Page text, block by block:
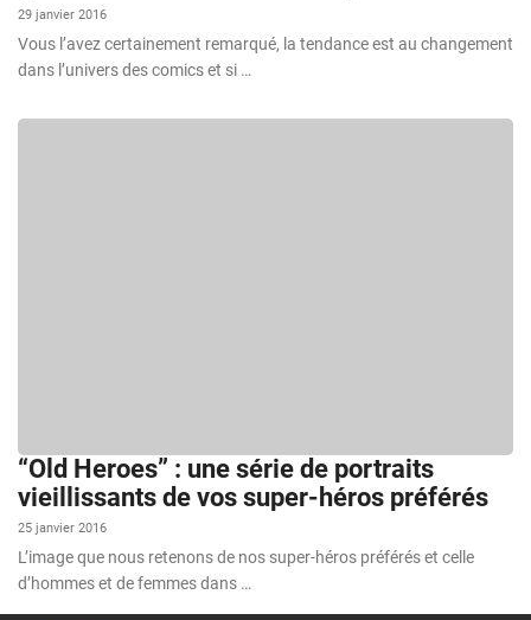
29 janvier 2016
Vous l’avez certainement remarqué, la tendance est au changement
dans l’univers des comics et si …
“Old Heroes” : une série de portraits
vieillissants de vos super-héros préférés
25 janvier 2016
L’image que nous retenons de nos super-héros préférés et celle
d’hommes et de femmes dans …